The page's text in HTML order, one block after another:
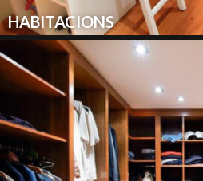
HABITACIONS